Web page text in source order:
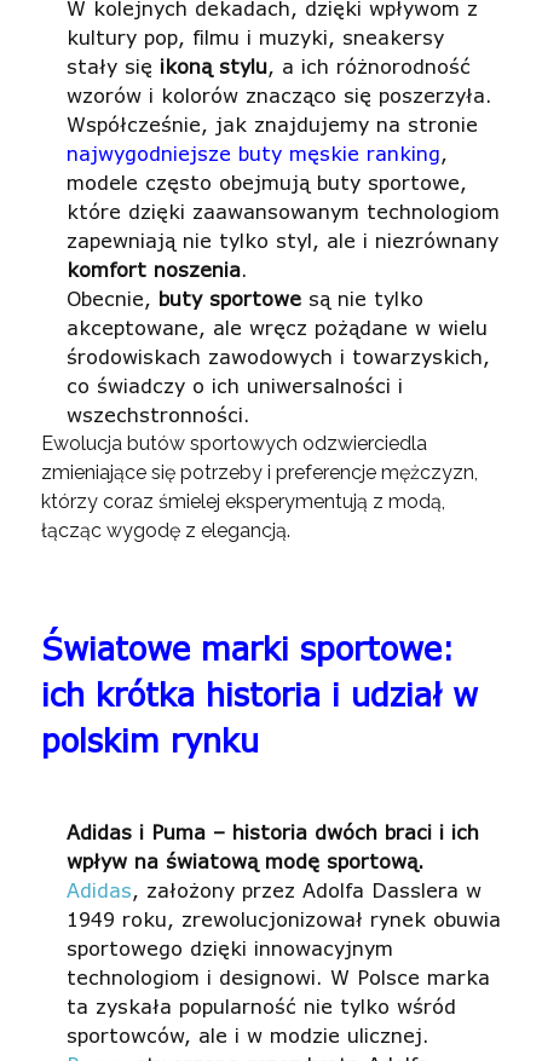
W kolejnych dekadach, dzięki wpływom z
kultury pop, filmu i muzyki, sneakersy
stały się ikoną stylu, a ich różnorodność
wzorów i kolorów znacząco się poszerzyła.
Współcześnie, jak znajdujemy na stronie
najwygodniejsze buty męskie ranking,
modele często obejmują buty sportowe,
które dzięki zaawansowanym technologiom
zapewniają nie tylko styl, ale i niezrównany
komfort noszenia.
Obecnie, buty sportowesą nie tylko
akceptowane, ale wręcz pożądane w wielu
środowiskach zawodowych i towarzyskich,
co świadczy o ich uniwersalności i
wszechstronności.
Ewolucja butów sportowych odzwierciedla
zmieniające się potrzeby i preferencje mężczyzn,
którzy coraz śmielej eksperymentują z modą,
łącząc wygodę z elegancją.
Światowe marki sportowe:
ich krótka historia i udział w
polskim rynku
Adidas i Puma – historia dwóch braci i ich
wpływ na światową modę sportową.
Adidas, założony przez Adolfa Dasslera w
1949 roku, zrewolucjonizował rynek obuwia
sportowego dzięki innowacyjnym
technologiom i designowi. W Polsce marka
ta zyskała popularność nie tylko wśród
sportowców, ale i w modzie ulicznej.